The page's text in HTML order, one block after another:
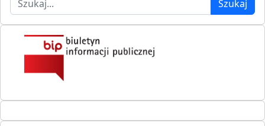
Szukaj